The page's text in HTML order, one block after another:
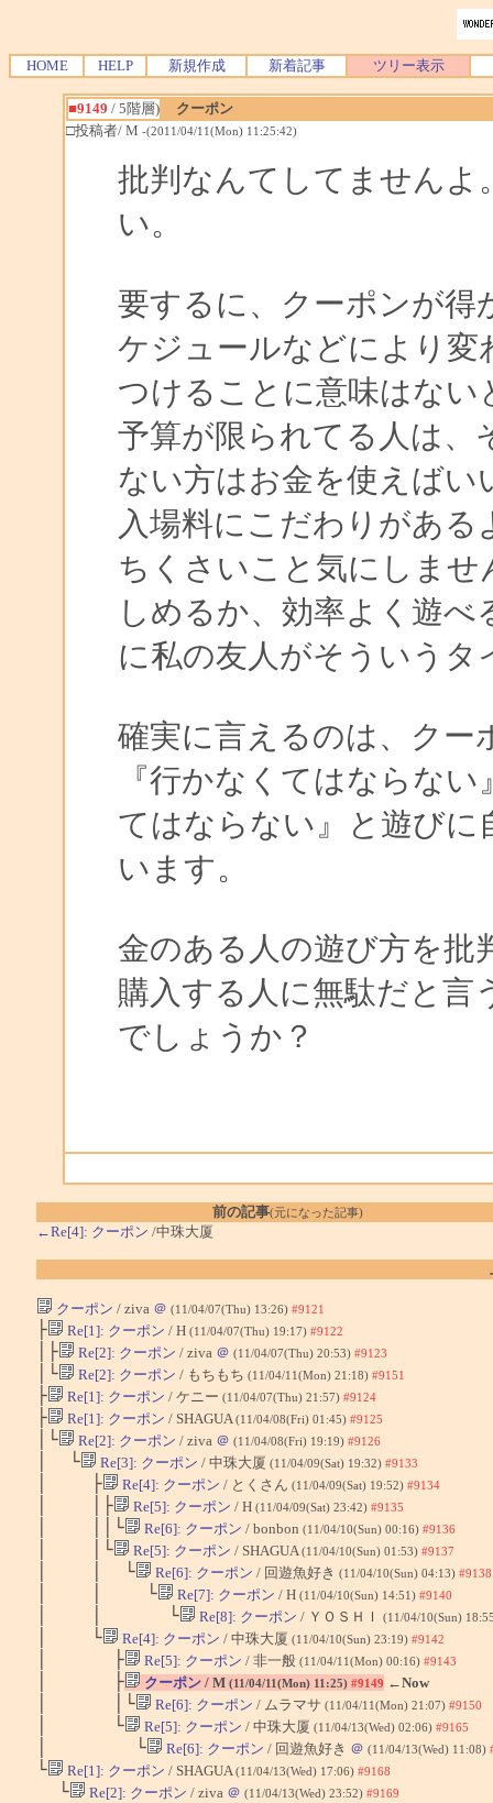
HOME HELP 新規作成 新着記事 ツリー表示
■9149 / 5階層)
クーポン
□投稿者/ M -(2011/04/11(Mon) 11:25:42)
批判なんてしてませんよ
い。
要するに、クーポンが得
ケジュールなどにより変
つけることに意味はない
予算が限られてる人は、
ない方はお金を使えば
入場料にこだわりがあ
ちくさいこと気にしませ
しめるか、効率よく遊
に私の友人がそういうタ
確実に言えるのは、クー
『行かなくてはならな
てはならない』と遊び
います。
金のある人の遊び方を批
購入する人に無駄だと言
でしょうか？
前の記事(元になった記事)
←Re[4]: クーポン /中珠大厦
クーポン / ziva ＠ (11/04/07(Thu) 13:26) #9121
├ Re[1]: クーポン / H (11/04/07(Thu) 19:17) #9122
│├ Re[2]: クーポン / ziva ＠ (11/04/07(Thu) 20:53) #9123
│└ Re[2]: クーポン / もちもち (11/04/11(Mon) 21:18) #9151
├ Re[1]: クーポン / ケニー (11/04/07(Thu) 21:57) #9124
├ Re[1]: クーポン / SHAGUA (11/04/08(Fri) 01:45) #9125
│└ Re[2]: クーポン / ziva ＠ (11/04/08(Fri) 19:19) #9126
│ └ Re[3]: クーポン / 中珠大厦 (11/04/09(Sat) 19:32) #9133
│ ├ Re[4]: クーポン / とくさん (11/04/09(Sat) 19:52) #9134
│ │├ Re[5]: クーポン / H (11/04/09(Sat) 23:42) #9135
│ ││└ Re[6]: クーポン / bonbon (11/04/10(Sun) 00:16) #9136
│ │└ Re[5]: クーポン / SHAGUA (11/04/10(Sun) 01:53) #9137
│ │ └ Re[6]: クーポン / 回遊魚好き (11/04/10(Sun) 04:13) #9138
│ │ └ Re[7]: クーポン / H (11/04/10(Sun) 14:51) #9140
│ │ └ Re[8]: クーポン / ＹＯＳＨＩ (11/04/10(Sun)
│ └ Re[4]: クーポン / 中珠大厦 (11/04/10(Sun) 23:19) #9142
│ ├ Re[5]: クーポン / 非一般 (11/04/11(Mon) 00:16) #9143
│ ├ クーポン/ M (11/04/11(Mon) 11:25) #9149 ←Now
│ │└ Re[6]: クーポン / ムラマサ (11/04/11(Mon) 21:07) #9150
│ └ Re[5]: クーポン / 中珠大厦 (11/04/13(Wed) 02:06) #9165
│ └ Re[6]: クーポン / 回遊魚好き ＠ (11/04/13(Wed) 11:08)
└ Re[1]: クーポン / SHAGUA (11/04/13(Wed) 17:06) #9168
└ Re[2]: クーポン / ziva ＠ (11/04/13(Wed) 23:52) #9169